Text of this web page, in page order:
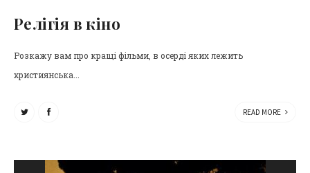
Релігія в кіно
Розкажу вам про кращі фільми, в осерді яких лежить
християнська...
READ MORE